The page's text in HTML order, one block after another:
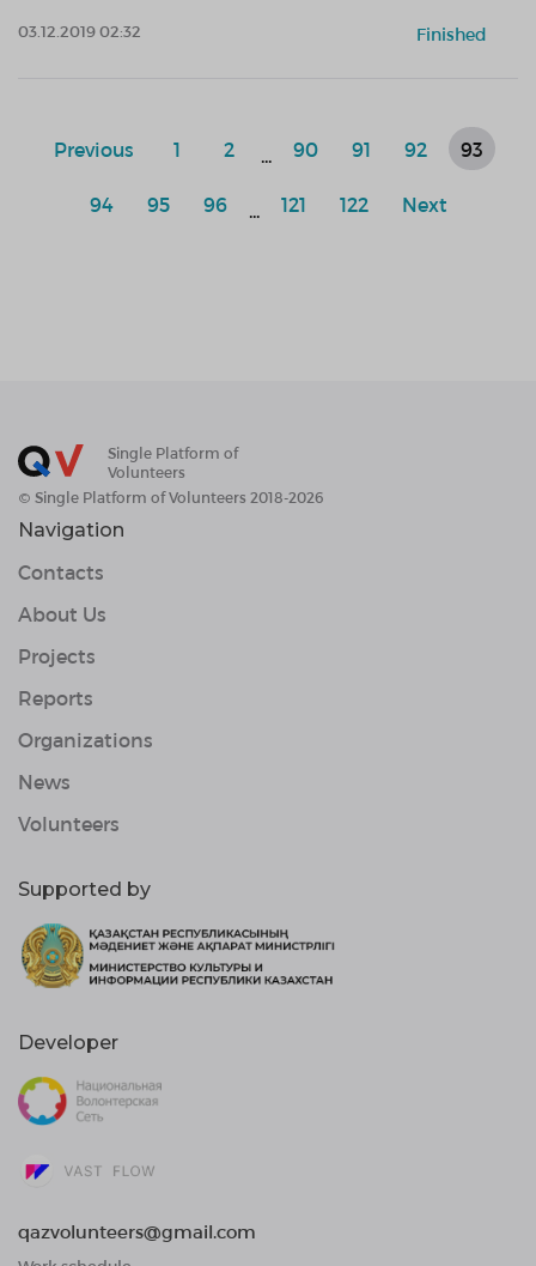
03.12.2019 02:32 Finished
Previous 1 2 90 91 92 93
94 95 96 121 122 Next
Single Platform of
Volunteers
© Single Platform of Volunteers 2018-2026
Navigation
Contacts
About Us
Projects
Reports
Organizations
News
Volunteers
Supported by
Developer
qazvolunteers@gmail.com